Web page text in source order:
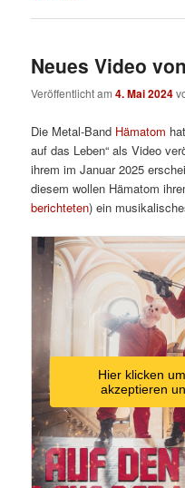
Neues Video
Veröffentlicht am4. Mai 2024
Die Metal-Band Hämatom
auf das Leben“ als Video
ihrem im Januar 2025
diesem wollen Hämatom
berichteten) ein
Hier klicken
akzeptieren